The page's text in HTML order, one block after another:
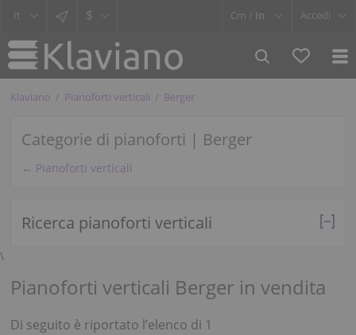
$ Cm / In Accedi
Klaviano Pianoforti verticali Berger
Categorie di pianoforti | Berger
← Pianoforti verticali
Ricerca pianoforti verticali
\
Pianoforti verticali Berger in vendita
Di seguito è riportato l’elenco di 1